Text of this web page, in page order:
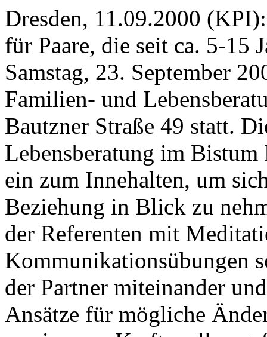
Dresden, 11.09.2000
für Paare, die seit ca. 5-15
Samstag, 23. September
Familien- und
Bautzner Straße 49 statt.
Lebensberatung im Bistum
ein zum Innehalten, um
Beziehung in Blick zu
der Referenten mit
Kommunikationsübungen
der Partner miteinander
Ansätze für mögliche